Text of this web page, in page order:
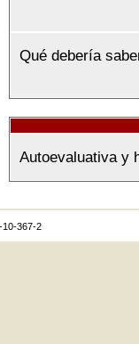
Qué debería
Autoevaluativa y
10-367-2